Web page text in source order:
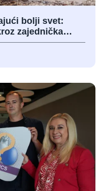
bolji svet:
zajednička…